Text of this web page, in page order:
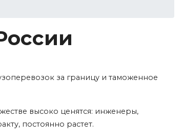
за границу и таможенное
высоко ценятся: инженеры,
постоянно растет.